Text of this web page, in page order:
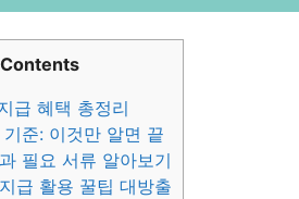
Contents
급 혜택 총정리
준: 이것만 알면 끝
필요 서류 알아보기
급 활용 꿀팁 대방출